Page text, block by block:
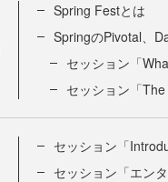
Spring Festとは
SpringのPivotal、
セッション「
セッション「
セッション「
セッション「エン